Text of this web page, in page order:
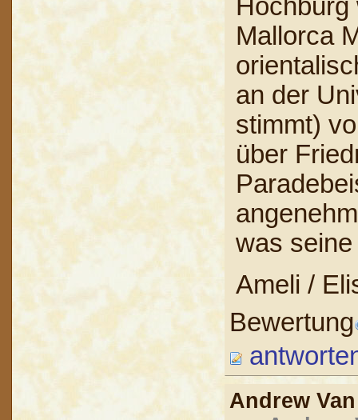
Hochburg
Mallorca
an der
stimmt)
über
was
Ameli /
Bewertung
Andrew